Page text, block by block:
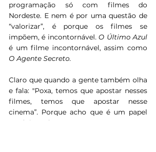
programação só com filmes do
Nordeste. E nem é por uma questão de
“valorizar”, é porque os filmes se
impõem, é incontornável.
O Agente Secreto.
Claro que quando a gente também olha
e fala: "Poxa, temos que apostar nesses
filmes, temos que apostar nesse
cinema”. Porque acho que é um papel
também da mostra, a gente estar